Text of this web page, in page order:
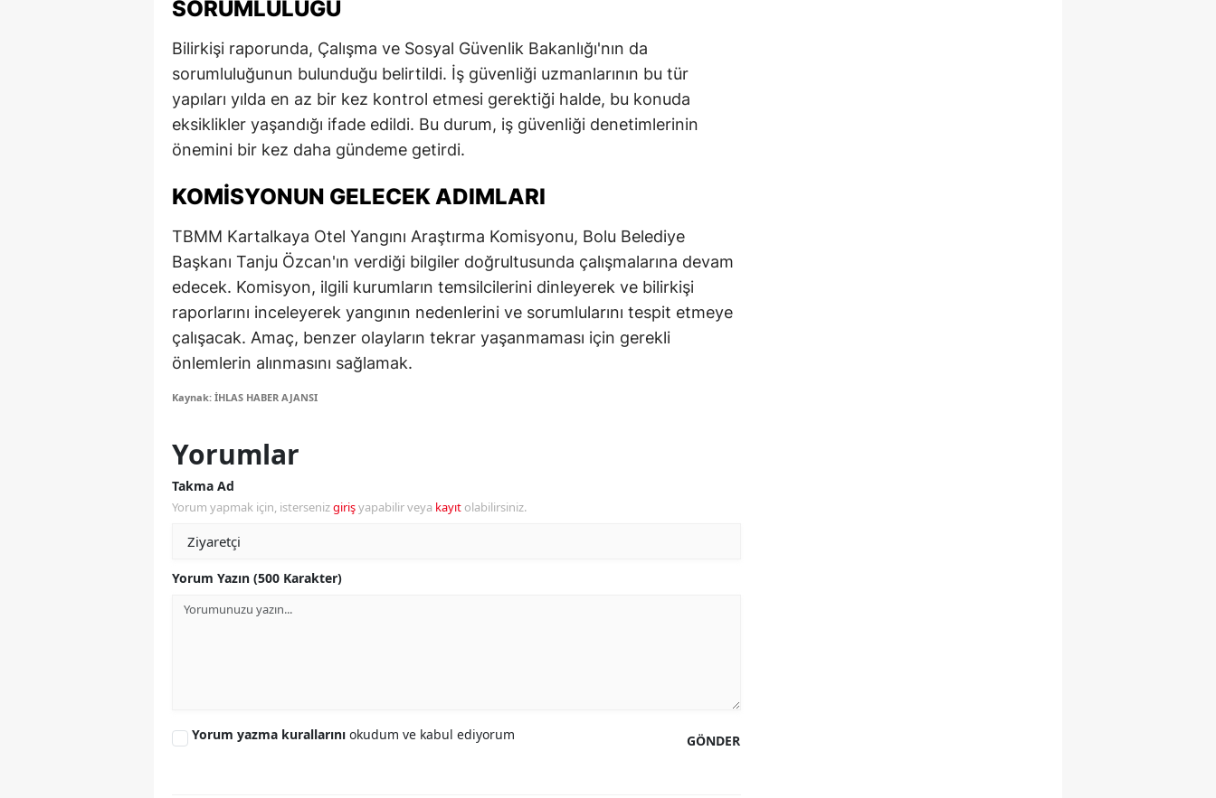
Manisa
Kahramanmaraş
Mardin
Muğla
Muş
Nevşehir
Niğde
Ordu
Rize
SORUMLULUĞU
Bilirkişi raporunda, Çalışma ve Sosyal Güvenlik Bakanlığı'nın da
sorumluluğunun bulunduğu belirtildi. İş güvenliği uzmanlarının bu tür
yapıları yılda en az bir kez kontrol etmesi gerektiği halde, bu konuda
eksiklikler yaşandığı ifade edildi. Bu durum, iş güvenliği denetimlerinin
önemini bir kez daha gündeme getirdi.
KOMISYONUN GELECEK ADIMLARI
TBMM Kartalkaya Otel Yangını Araştırma Komisyonu, Bolu Belediye
Başkanı Tanju Özcan'ın verdiği bilgiler doğrultusunda çalışmalarına devam
edecek. Komisyon, ilgili kurumların temsilcilerini dinleyerek ve bilirkişi
raporlarını inceleyerek yangının nedenlerini ve sorumlularını tespit etmeye
çalışacak. Amaç, benzer olayların tekrar yaşanmaması için gerekli
önlemlerin alınmasını sağlamak.
Kaynak: İHLAS HABER AJANSI
Yorumlar
Takma Ad
Yorum yapmak için, istersenizgirişyapabilir veya kayıt olabilirsiniz.
Yorum Yazın (500 Karakter)
GÖNDER
Yorum yazma kurallarını okudum ve kabul ediyorum